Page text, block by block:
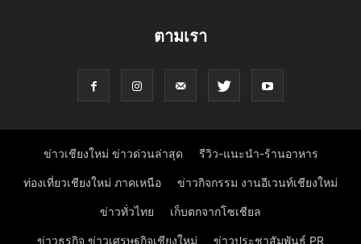
ตามเรา
ข่าวเชียงใหม่ ข่าวด่วนล่าสุด รีวิว-แนะนำ-ร้านอาหาร
ท่องเที่ยวเชียงใหม่ ภาคเหนือ ข่าวกิจกรรม งานอีเวนท์เชียงใหม่
ข่าวทั่วไทย เก็บตกจากโซเชียล
ข่าวธุรกิจ ข่าวเศรษฐกิจเชียงใหม่ ข่าวประชาสัมพันธ์ PR